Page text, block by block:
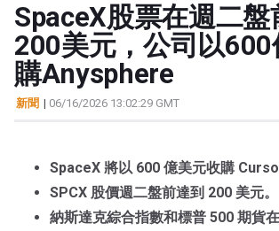
SpaceX股票在週二盤
200美元，公司以
購Anysphere
新聞 | 06/16/2026 13:02:29 GMT
SpaceX 將以 600 億美元收購
SPCX 股價週二盤前達到 200 美元。
納斯達克綜合指數和標普 500 期貨